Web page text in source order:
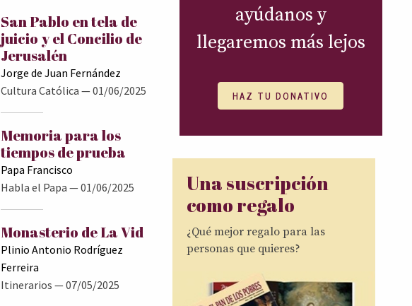
San Pablo en tela de
juicio y el Concilio de
Jerusalén
Jorge de Juan Fernández
Cultura Católica — 01/06/2025
Memoria para los
tiempos de prueba
Papa Francisco
Habla el Papa — 01/06/2025
Monasterio de La Vid
Plinio Antonio Rodríguez
Ferreira
Itinerarios — 07/05/2025
ayúdanos y
llegaremos más lejos
HAZ TU DONATIVO
Una suscripción
como regalo
¿Qué mejor regalo para las
personas que quieres?